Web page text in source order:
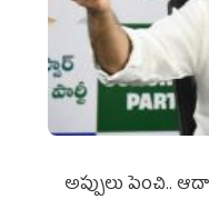
అప్పులు పెంచి..